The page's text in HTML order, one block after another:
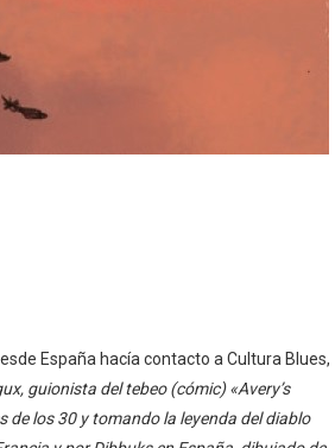
España hacía contacto a Cultura Blues,
guionista del tebeo (cómic) «Avery’s
de los 30 y tomando la leyenda del diablo